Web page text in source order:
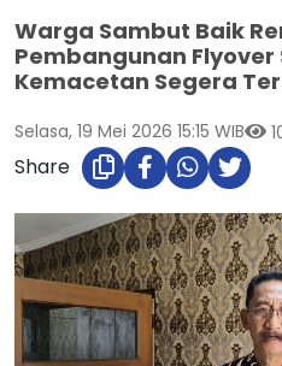
Warga Sambut Baik
Pembangunan
Kemacetan Segera
Selasa, 19 Mei 2026 15:15 WIB
Share